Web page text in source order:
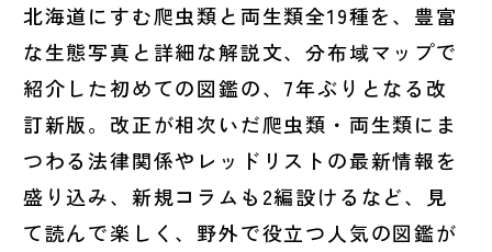
北海道にすむ爬虫類と両生類全19種を、豊富
な生態写真と詳細な解説文、分布域マップで
紹介した初めての図鑑の、7年ぶりとなる改
訂新版。改正が相次いだ爬虫類・両生類にま
つわる法律関係やレッドリストの最新情報を
盛り込み、新規コラムも2編設けるなど、見
て読んで楽しく、野外で役立つ人気の図鑑が